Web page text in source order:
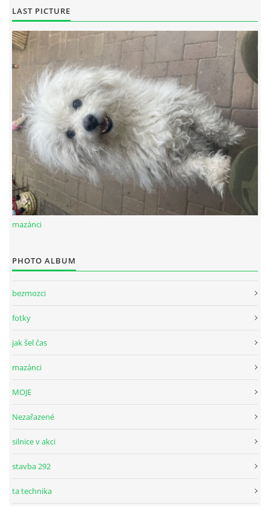
LAST PICTURE
mazánci
PHOTO ALBUM
bezmozci
fotky
jak šel čas
mazánci
MOJE
Nezařazené
silnice v akci
stavba 292
ta technika